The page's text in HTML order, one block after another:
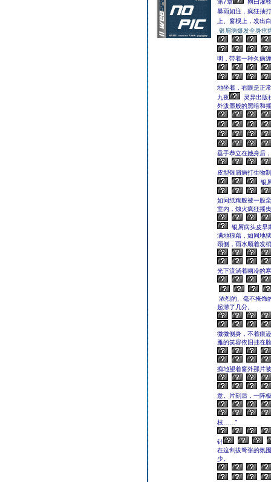
第7章
雨曰濯枝
暴雨如注，疯狂抽
上、窗棂上，发出
银屑病爆发全身疙
明，带着一种久病
地坐着，右眼是正
九夜
灵异出版
外泼墨般的黑暗和
垂手恭立在她身后
皮型银屑病打生物
银
如同纸糊般被一股
室内，烛火疯狂摇
银屑病头皮早
满地狼藉，如同地
颈侧，雨水顺着发
光下流淌着幽冷的
浓烈的、毫不掩饰
起滞了几分。
微微侧身，不着痕
雅的笑容依旧挂在
痴地望着窗外那片
意。片刻后，一阵
枝……”
针
在这剑拔弩张的氛
少。